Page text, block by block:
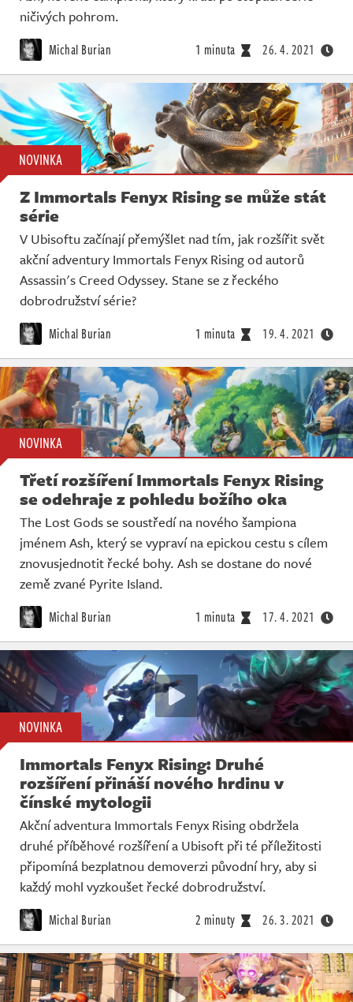
ničivých pohrom.
Michal Burian 1 minuta 26. 4. 2021
NOVINKA
Z Immortals Fenyx Rising se může stát
série
V Ubisoftu začínají přemýšlet nad tím, jak rozšířit svět
akční adventury Immortals Fenyx Rising od autorů
Assassin's Creed Odyssey. Stane se z řeckého
dobrodružství série?
Michal Burian 1 minuta 19. 4. 2021
NOVINKA
Třetí rozšíření Immortals Fenyx Rising
se odehraje z pohledu božího oka
The Lost Gods se soustředí na nového šampiona
jménem Ash, který se vypraví na epickou cestu s cílem
znovusjednotit řecké bohy. Ash se dostane do nové
země zvané Pyrite Island.
Michal Burian 1 minuta 17. 4. 2021
NOVINKA
Immortals Fenyx Rising: Druhé
rozšíření přináší nového hrdinu v
čínské mytologii
Akční adventura Immortals Fenyx Rising obdržela
druhé příběhové rozšíření a Ubisoft při té příležitosti
připomíná bezplatnou demoverzi původní hry, aby si
každý mohl vyzkoušet řecké dobrodružství.
Michal Burian 2 minuty 26. 3. 2021